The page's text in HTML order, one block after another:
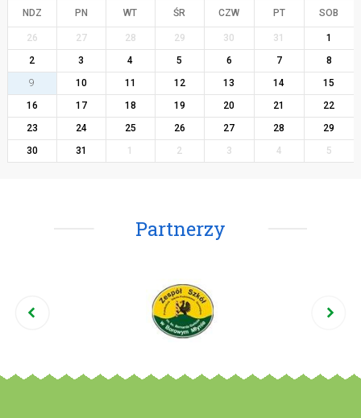
NDZ PN WT ŚR CZW PT SOB
26 27 28 29 30 31
1
2
3 4 5 6 7
8
9
10 11 12 13 14
15
16
17 18 19 20 21
22
23
24 25 26 27 28
29
30
31 1 2 3 4 5
Partnerzy